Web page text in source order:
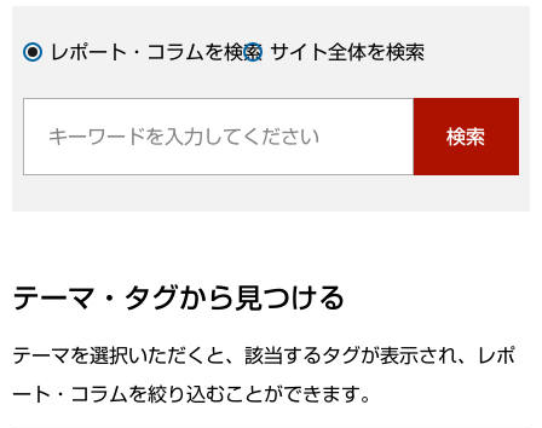
レポート・コラムを検索 サイト全体を検索
検索
テーマ・タグから見つける
テーマを選択いただくと、該当するタグが表示され、レポ
ート・コラムを絞り込むことができます。